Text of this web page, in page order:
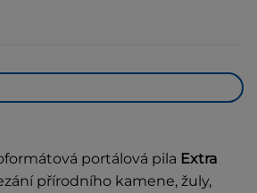
portálová pila Extra
přírodního kamene, žuly,